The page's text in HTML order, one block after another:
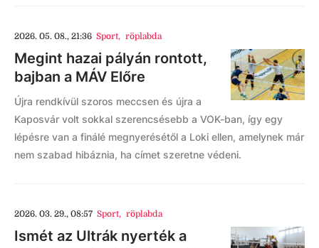
2026. 05. 08., 21:36 Sport, röplabda
Megint hazai pályán rontott,
bajban a MÁV Előre
Újra rendkívül szoros meccsen és újra a
Kaposvár volt sokkal szerencsésebb a VOK-ban, így egy
lépésre van a finálé megnyerésétől a Loki ellen, amelynek már
nem szabad hibáznia, ha címet szeretne védeni.
2026. 03. 29., 08:57 Sport, röplabda
Ismét az Ultrák nyerték a